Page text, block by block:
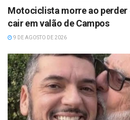
Motociclista morre ao
cair em valão de Campos
9 DE AGOSTO DE 2026